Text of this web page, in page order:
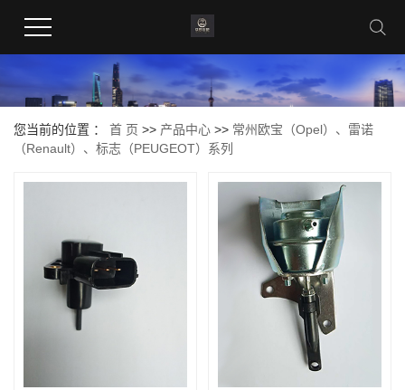
您当前的位置 ： 首 页 >> 产品中心 >> 常州欧宝（Opel）、雷诺
（Renault）、标志（PEUGEOT）系列